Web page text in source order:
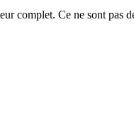
complet. Ce ne sont pas